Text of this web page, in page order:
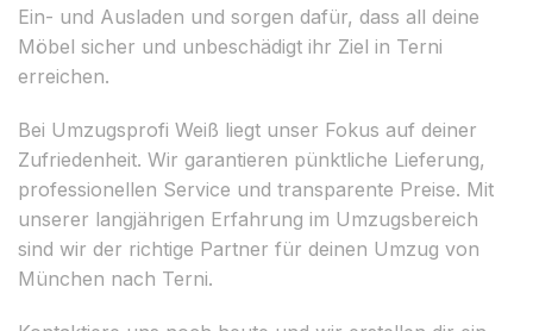
Ein- und Ausladen und sorgen dafür, dass all deine
Möbel sicher und unbeschädigt ihr Ziel in Terni
erreichen.
Bei Umzugsprofi Weiß liegt unser Fokus auf deiner
Zufriedenheit. Wir garantieren pünktliche Lieferung,
professionellen Service und transparente Preise. Mit
unserer langjährigen Erfahrung im Umzugsbereich
sind wir der richtige Partner für deinen Umzug von
München nach Terni.